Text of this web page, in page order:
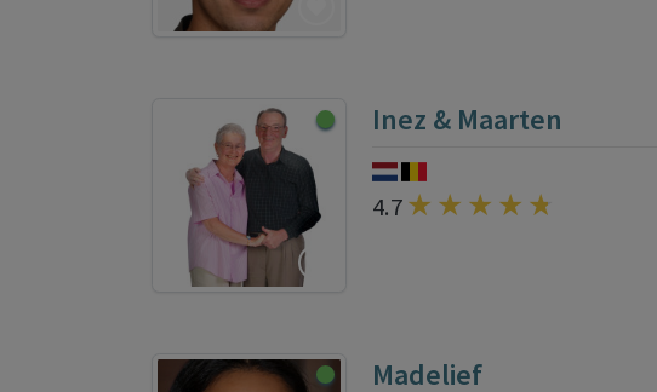
Inez & Maarten
4.7
Madelief